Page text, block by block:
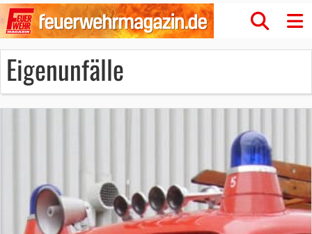
Eigenunfälle